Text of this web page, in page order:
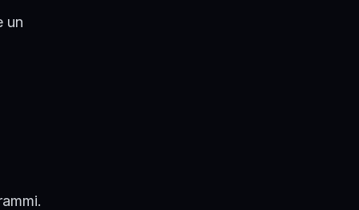
un
.